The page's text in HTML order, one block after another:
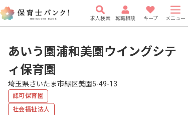
求人検索 転職相談 キープ メニュー
あいう園浦和美園ウイングシテ
ィ保育園
埼玉県さいたま市緑区美園5-49-13
認可保育園
社会福祉法人